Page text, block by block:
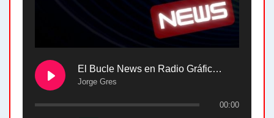
El Bucle News en Radio Gráfica. Bloque 2 . 28.04.24
Jorge Gres
00:00